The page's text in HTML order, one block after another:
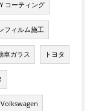
コーティング
フィルム施工
車ガラス トヨタ
Volkswagen